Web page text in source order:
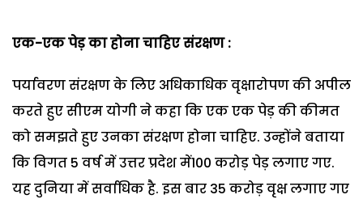
एक-एक पेड़ का होना चाहिए संरक्षण :
पर्यावरण संरक्षण के लिए अधिकाधिक वृक्षारोपण की अपील
करते हुए सीएम योगी ने कहा कि एक एक पेड़ की कीमत
को समझते हुए उनका संरक्षण होना चाहिए. उन्होंने बताया
कि विगत 5 वर्ष में उत्तर प्रदेश में100 करोड़ पेड़ लगाए गए.
यह दुनिया में सर्वाधिक है. इस बार 35 करोड़ वृक्ष लगाए गए